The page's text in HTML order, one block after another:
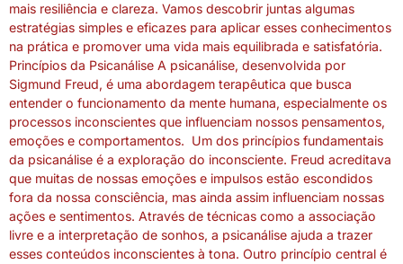
mais resiliência e clareza. Vamos descobrir juntas algumas
estratégias simples e eficazes para aplicar esses conhecimentos
na prática e promover uma vida mais equilibrada e satisfatória.
Princípios da Psicanálise A psicanálise, desenvolvida por
Sigmund Freud, é uma abordagem terapêutica que busca
entender o funcionamento da mente humana, especialmente os
processos inconscientes que influenciam nossos pensamentos,
emoções e comportamentos. Um dos princípios fundamentais
da psicanálise é a exploração do inconsciente. Freud acreditava
que muitas de nossas emoções e impulsos estão escondidos
fora da nossa consciência, mas ainda assim influenciam nossas
ações e sentimentos. Através de técnicas como a associação
livre e a interpretação de sonhos, a psicanálise ajuda a trazer
esses conteúdos inconscientes à tona. Outro princípio central é